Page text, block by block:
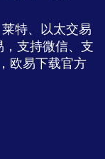
特、以太交易
支持微信、支
欧易下载官方